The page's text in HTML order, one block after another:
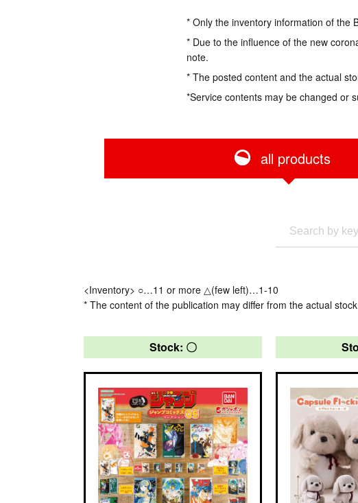
* Only the inventory information of the
* Due to the influence of the new
note.
* The posted content and the actual
*Service contents may be changed or
all products
<Inventory> ○…11 or more △(few left)…1-10
* The content of the publication may differ from the actual
Stock: 〇